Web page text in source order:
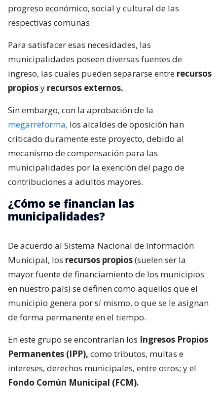
progreso económico, social y cultural de las
respectivas comunas.
Para satisfacer esas necesidades, las
municipalidades poseen diversas fuentes de
ingreso, las cuales pueden separarse entre recursos
propiosy recursos externos.
Sin embargo, con la aprobación de la
megarreforma, los alcaldes de oposición han
criticado duramente este proyecto, debido al
mecanismo de compensación para las
municipalidades por la exención del pago de
contribuciones a adultos mayores.
¿Cómo se financian las
municipalidades?
De acuerdo al Sistema Nacional de Información
Municipal, los recursos propios(suelen ser la
mayor fuente de financiamiento de los municipios
en nuestro país) se definen como aquellos que el
municipio genera por sí mismo, o que se le asignan
de forma permanente en el tiempo.
En este grupo se encontrarían los Ingresos Propios
Permanentes (IPP), como tributos, multas e
intereses, derechos municipales, entre otros; y el
Fondo Común Municipal (FCM).